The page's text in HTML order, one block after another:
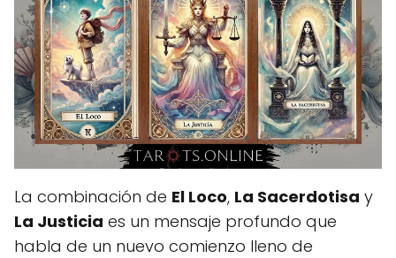
La combinación de El Loco, La Sacerdotisa y
La Justicia es un mensaje profundo que
habla de un nuevo comienzo lleno de